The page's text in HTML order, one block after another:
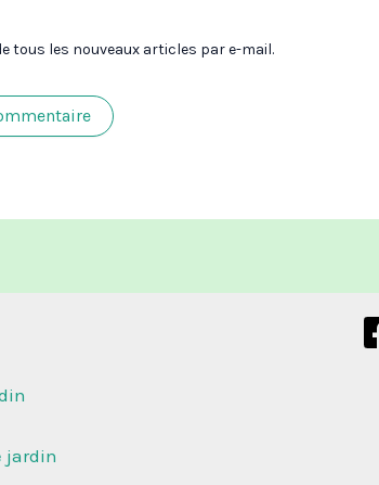
tous les nouveaux articles par e-mail.
jardin